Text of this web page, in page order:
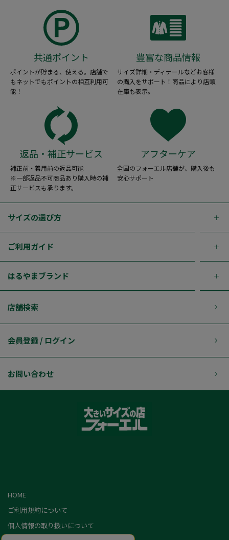
共通ポイント
ポイントが貯まる、使える。店舗で
もネットでもポイントの相互利用可
能！
豊富な商品情報
サイズ詳細・ディテールなどお客様
の購入をサポート！商品により店頭
在庫も表示。
返品・補正サービス
補正前・着用前の返品可能
※一部返品不可商品あり購入時の補
正サービスも承ります。
アフターケア
全国のフォーエル店舗が、購入後も
安心サポート
サイズの選び方
ご利用ガイド
はるやまブランド
店舗検索
会員登録 / ログイン
お問い合わせ
HOME
ご利用規約について
個人情報の取り扱いについて